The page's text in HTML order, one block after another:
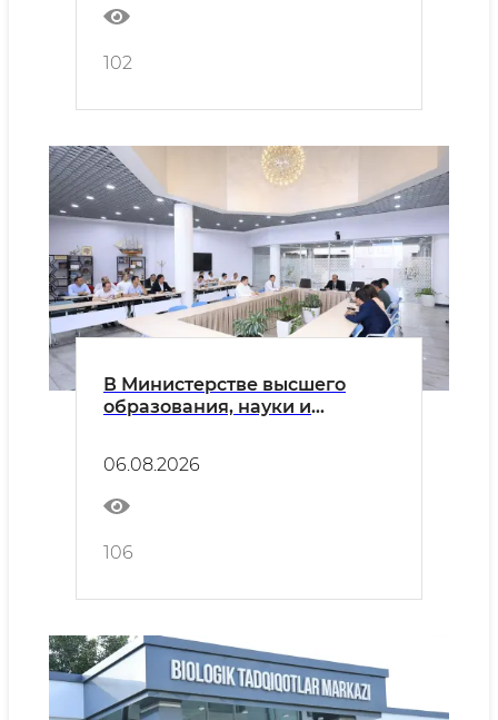
102
В Министерстве высшего
образования, науки и
посвящённый вопросам
упрощения государственных
услуг в рамках программы
«Ликвидация бюрократии –
2030»
06.08.2026
106